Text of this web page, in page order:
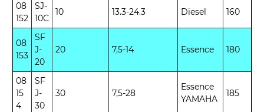
08
152
SJ-
10C
10 13.3-24.3 Diesel 160
08
153
SF
J-
20
20 7,5-14 Essence 180
08
15
4
SF
J-
30
30 7,5-28
Essence
YAMAHA
185